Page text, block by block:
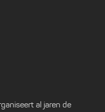
al jaren de